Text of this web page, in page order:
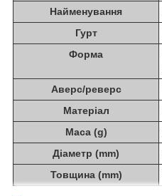
Найменування
Гурт
Форма
Аверс/реверс
Матеріал
Маса (g)
Діаметр (mm)
Товщина (mm)